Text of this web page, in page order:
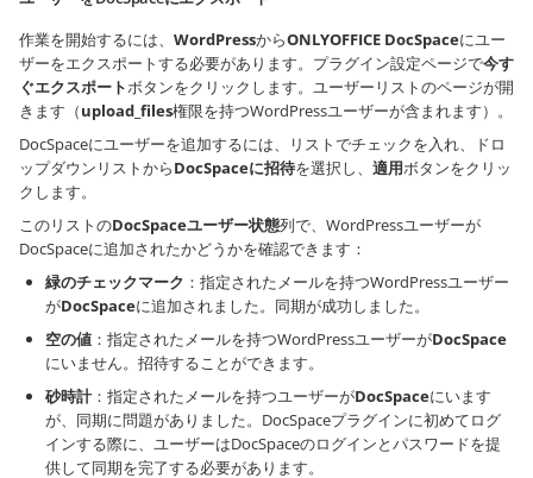
作業を開始するには、 WordPressからONLYOFFICE DocSpaceにユー
ザーをエクスポートする必要があります。プラグイン設定ページで今す
ぐエクスポートボタンをクリックします。ユーザーリストのページが開
きます（upload_files権限を持つWordPressユーザーが含まれます）。
DocSpaceにユーザーを追加するには、リストでチェックを入れ、ドロ
ップダウンリストからDocSpaceに招待を選択し、 適用ボタンをクリッ
クします。
このリストのDocSpaceユーザー状態列で、WordPressユーザーが
DocSpaceに追加されたかどうかを確認できます：
緑のチェックマーク ：指定されたメールを持つWordPressユーザー
がDocSpaceに追加されました。同期が成功しました。
空の値 ：指定されたメールを持つWordPressユーザーがDocSpace
にいません。招待することができます。
砂時計：指定されたメールを持つユーザーがDocSpaceにいます
が、同期に問題がありました。DocSpaceプラグインに初めてログ
インする際に、ユーザーはDocSpaceのログインとパスワードを提
供して同期を完了する必要があります。